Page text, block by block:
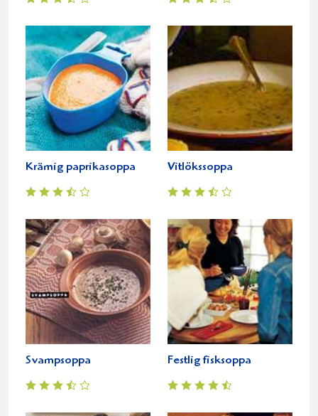
Krämig paprikasoppa Vitlökssoppa
Svampsoppa Festlig fisksoppa